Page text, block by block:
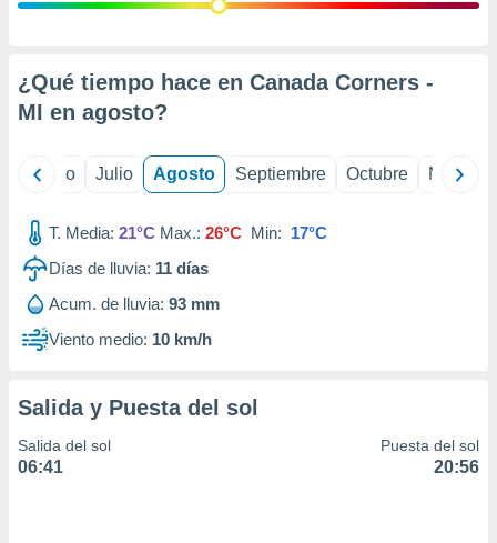
e
mediante
de
1199
¿Qué tiempo hace en Canada Corners -
MI en agosto?
Junio Julio Agosto Septiembre Octubre
T. Media: 21°C Max.: 26°C Min: 17°C
Días de lluvia: 11 días
Acum. de lluvia: 93 mm
Viento medio: 10 km/h
Salida y Puesta del sol
Salida del sol
06:41
Puesta del sol
20:56